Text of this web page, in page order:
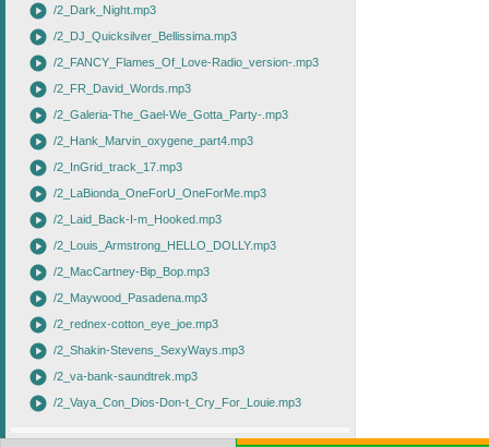
play_circle /2_Dark_Night.mp3
play_circle /2_DJ_Quicksilver_Bellissima.mp3
play_circle /2_FANCY_Flames_Of_Love-Radio_version-.mp3
play_circle /2_FR_David_Words.mp3
play_circle /2_Galeria-The_Gael-We_Gotta_Party-.mp3
play_circle /2_Hank_Marvin_oxygene_part4.mp3
play_circle /2_InGrid_track_17.mp3
play_circle /2_LaBionda_OneForU_OneForMe.mp3
play_circle /2_Laid_Back-I-m_Hooked.mp3
play_circle /2_Louis_Armstrong_HELLO_DOLLY.mp3
play_circle /2_MacCartney-Bip_Bop.mp3
play_circle /2_Maywood_Pasadena.mp3
play_circle /2_rednex-cotton_eye_joe.mp3
play_circle /2_Shakin-Stevens_SexyWays.mp3
play_circle /2_va-bank-saundtrek.mp3
play_circle /2_Vaya_Con_Dios-Don-t_Cry_For_Louie.mp3